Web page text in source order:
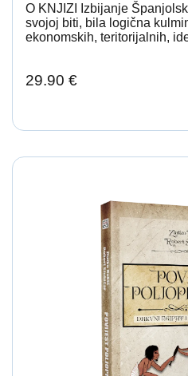
O KNJIZI Izbijanje
svojoj biti, bila logična
ekonomskih, teritorijalnih,
29.90 €